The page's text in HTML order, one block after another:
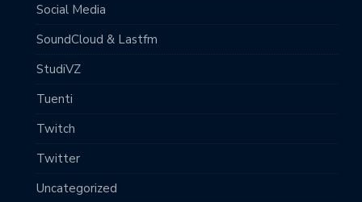
Social Media
SoundCloud & Lastfm
StudiVZ
Tuenti
Twitch
Twitter
Uncategorized